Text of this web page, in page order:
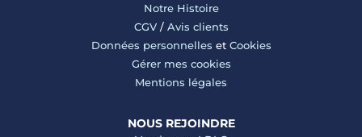
Notre Histoire
CGV/ Avis clients
Données personnelles et Cookies
Gérer mes cookies
Mentions légales
NOUS REJOINDRE